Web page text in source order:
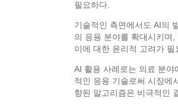
필요하다.
기술적인 측면에서도 AI의
의 응용 분야를 확대시키며
이에 대한 윤리적 고려가 필
AI 활용 사례로는 의료 분
적인 응용 기술로써 시장에
향된 알고리즘은 비극적인